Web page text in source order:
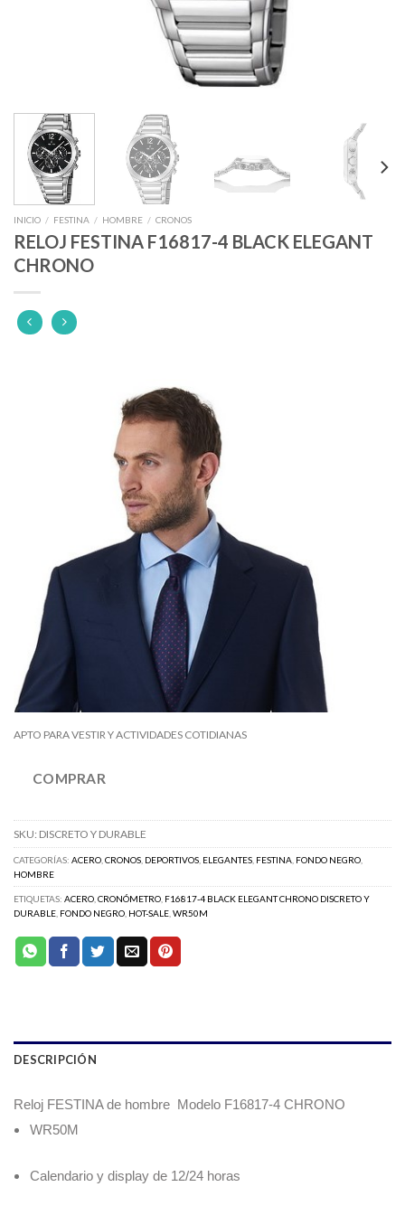
INICIO / FESTINA / HOMBRE / CRONOS
RELOJ FESTINA F16817-4 BLACK ELEGANT
CHRONO
APTO PARA VESTIR Y ACTIVIDADES COTIDIANAS
COMPRAR
SKU: DISCRETO Y DURABLE
CATEGORÍAS: ACERO CRONOS DEPORTIVOS ELEGANTES FESTINA FONDO NEGRO
HOMBRE
ETIQUETAS: ACERO CRONÓMETRO F16817-4 BLACK ELEGANT CHRONO DISCRETO Y
DURABLE FONDO NEGRO HOT-SALE WR50M
DESCRIPCIÓN
Reloj FESTINA de hombre Modelo F16817-4 CHRONO
WR50M
Calendario y display de 12/24 horas